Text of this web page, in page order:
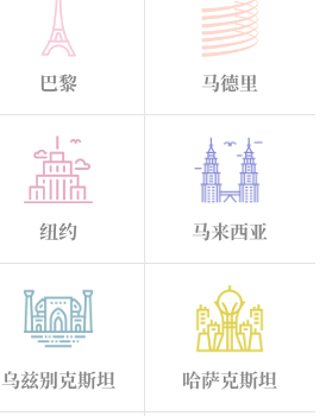
巴黎 马德里
纽约 马来西亚
乌兹别克斯坦 哈萨克斯坦